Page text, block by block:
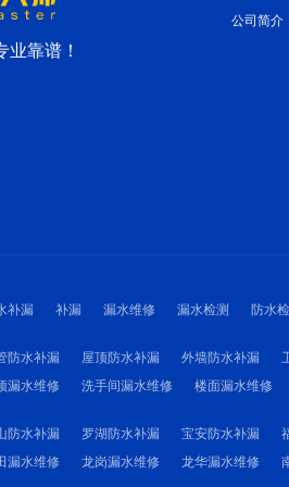
业靠谱！
公司简介
补漏 补漏 漏水维修 漏水检测 防水
防水补漏 屋顶防水补漏 外墙防水补漏
漏水维修
洗手间漏水维修 楼面漏水维修
防水补漏 罗湖防水补漏 宝安防水补漏
漏水维修
龙岗漏水维修 龙华漏水维修